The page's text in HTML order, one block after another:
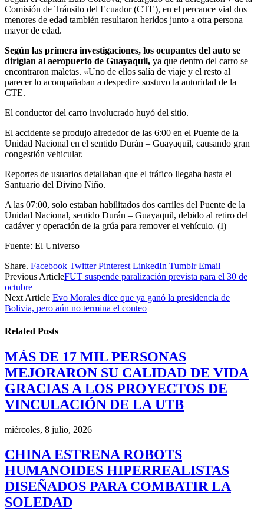
Comisión de Tránsito del Ecuador (CTE), en el percance vial dos
menores de edad también resultaron heridos junto a otra persona
mayor de edad.
Según las primera investigaciones, los ocupantes del auto se
dirigían al aeropuerto de Guayaquil, ya que dentro del carro se
encontraron maletas. «Uno de ellos salía de viaje y el resto al
parecer lo acompañaban a despedir» sostuvo la autoridad de la
CTE.
El conductor del carro involucrado huyó del sitio.
El accidente se produjo alrededor de las 6:00 en el Puente de la
Unidad Nacional en el sentido Durán – Guayaquil, causando gran
congestión vehicular.
Reportes de usuarios detallaban que el tráfico llegaba hasta el
Santuario del Divino Niño.
A las 07:00, solo estaban habilitados dos carriles del Puente de la
Unidad Nacional, sentido Durán – Guayaquil, debido al retiro del
cadáver y operación de la grúa para remover el vehículo. (I)
Fuente: El Universo
Share. Facebook Twitter Pinterest LinkedIn Tumblr Email
Previous ArticleFUT suspende paralización prevista para el 30 de
octubre
Next Article Evo Morales dice que ya ganó la presidencia de
Bolivia, pero aún no termina el conteo
Related Posts
MÁS DE 17 MIL PERSONAS
MEJORARON SU CALIDAD DE VIDA
GRACIAS A LOS PROYECTOS DE
VINCULACIÓN DE LA UTB
miércoles, 8 julio, 2026
CHINA ESTRENA ROBOTS
HUMANOIDES HIPERREALISTAS
DISEÑADOS PARA COMBATIR LA
SOLEDAD